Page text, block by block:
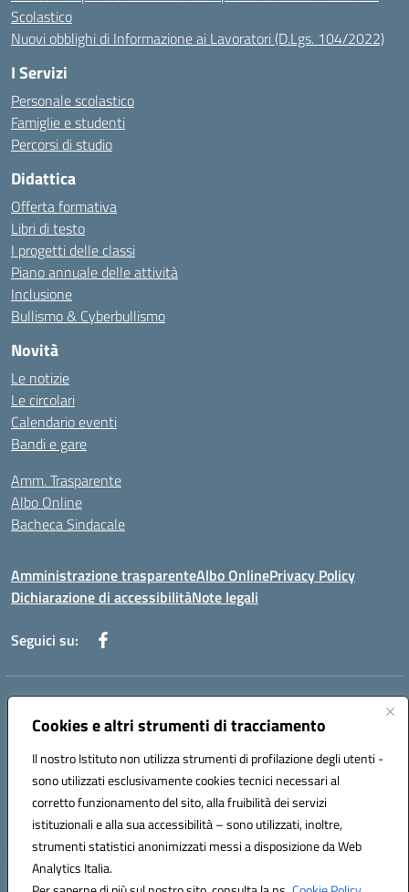
Cookies e altri strumenti di tracciamento
Il nostro Istituto non utilizza strumenti di profilazione degli utenti -
sono utilizzati esclusivamente cookies tecnici necessari al
corretto funzionamento del sito, alla fruibilità dei servizi
istituzionali e alla sua accessibilità – sono utilizzati, inoltre,
strumenti statistici anonimizzati messi a disposizione da Web
Analytics Italia.
Scolastico
Nuovi obblighi di Informazione ai Lavoratori (D.Lgs. 104/2022)
I Servizi
Personale scolastico
Famiglie e studenti
Percorsi di studio
Didattica
Offerta formativa
Libri di testo
I progetti delle classi
Piano annuale delle attività
Inclusione
Bullismo & Cyberbullismo
Novità
Le notizie
Le circolari
Calendario eventi
Bandi e gare
Amm. Trasparente
Albo Online
Bacheca Sindacale
Amministrazione trasparenteAlbo OnlinePrivacy Policy
Dichiarazione di accessibilitàNote legali
Seguici su:
Indirizzo:
Centralino:0881234514 - 0881752614 - 0881719420
Posta elettronica certificata (PEC):fgps010008@pec.istruzione.it
Codice fiscale: 80003140714
Codice meccanografico: FGPS010008
Hosting & Powered by 3D Solution S.r.l.